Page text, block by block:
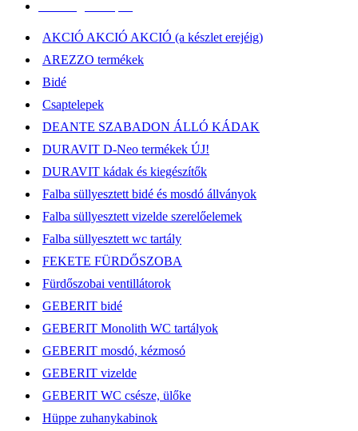
AKCIÓ AKCIÓ AKCIÓ (a készlet erejéig)
AREZZO termékek
Bidé
Csaptelepek
DEANTE SZABADON ÁLLÓ KÁDAK
DURAVIT D-Neo termékek ÚJ!
DURAVIT kádak és kiegészítők
Falba süllyesztett bidé és mosdó állványok
Falba süllyesztett vizelde szerelőelemek
Falba süllyesztett wc tartály
FEKETE FÜRDŐSZOBA
Fürdőszobai ventillátorok
GEBERIT bidé
GEBERIT Monolith WC tartályok
GEBERIT mosdó, kézmosó
GEBERIT vizelde
GEBERIT WC csésze, ülőke
Hüppe zuhanykabinok